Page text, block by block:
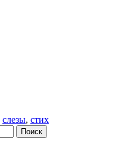
слезы, стих